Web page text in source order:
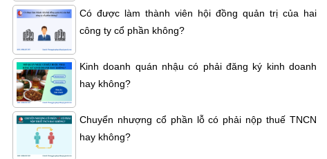
Có được làm thành viên hội đồng quản trị của hai
công ty cổ phần không?
Kinh doanh quán nhậu có phải đăng ký kinh doanh
hay không?
Chuyển nhượng cổ phần lỗ có phải nộp thuế TNCN
hay không?